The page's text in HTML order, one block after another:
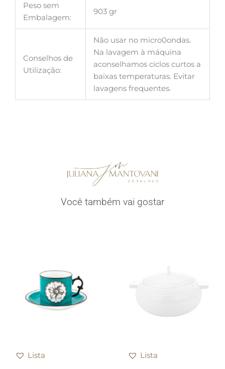
Peso sem
Embalagem:
903 gr
Conselhos de
Utilização:
Não usar no micro0ondas.
Na lavagem à máquina
aconselhamos ciclos curtos a
baixas temperaturas. Evitar
lavagens frequentes.
Você também vai gostar
Lista Lista